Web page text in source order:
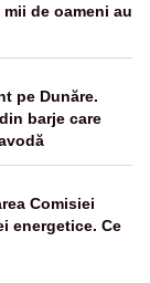
de oameni au
pe Dunăre.
barje care
Comisiei
energetice. Ce